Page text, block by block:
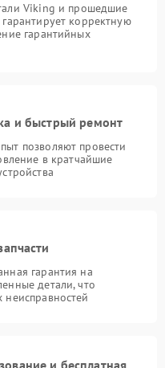
Viking и прошедшие
корректную
гарантийных
и быстрый ремонт
позволяют провести
в кратчайшие
гарантия на
детали, что
и бесплатная